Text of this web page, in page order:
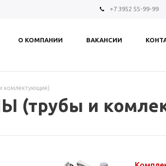
+7 3952 55-99-99
О КОМПАНИИ ВАКАНСИИ
и